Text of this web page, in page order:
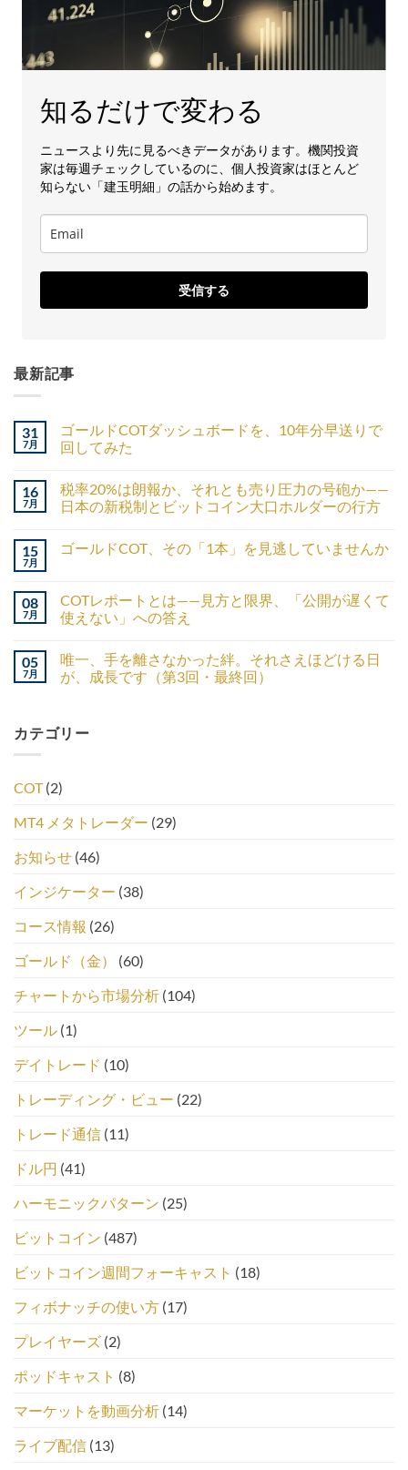
知るだけで変わる
ニュースより先に見るべきデータがあります。機関投資
家は毎週チェックしているのに、個人投資家はほとんど
知らない「建玉明細」の話から始めます。
受信する
最新記事
31
7月
ゴールドCOTダッシュボードを、10年分早送りで
回してみた
16
7月
税率20%は朗報か、それとも売り圧力の号砲か——
日本の新税制とビットコイン大口ホルダーの行方
15
7月
ゴールドCOT、その「1本」を見逃していませんか
08
7月
COTレポートとは——見方と限界、「公開が遅くて
使えない」への答え
05
7月
唯一、手を離さなかった絆。それさえほどける日
が、成長です（第3回・最終回）
カテゴリー
COT(2)
MT4 メタトレーダー (29)
お知らせ (46)
インジケーター (38)
コース情報 (26)
ゴールド（金）
(60)
チャートから市場分析 (104)
ツール (1)
デイトレード (10)
トレーディング・ビュー (22)
トレード通信 (11)
ドル円 (41)
ハーモニックパターン (25)
ビットコイン (487)
ビットコイン週間フォーキャスト (18)
フィボナッチの使い方 (17)
プレイヤーズ (2)
ポッドキャスト (8)
マーケットを動画分析 (14)
ライブ配信 (13)